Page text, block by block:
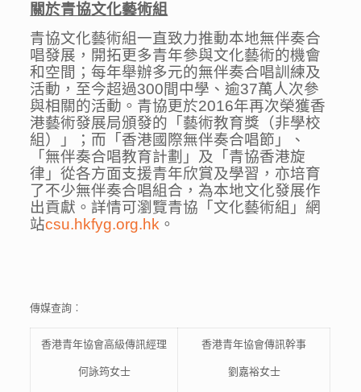
關於青協文化藝術組
青協文化藝術組一直致力推動本地無伴奏合
唱發展，開拓更多青年參與文化藝術的機會
和空間；每年舉辦多元的無伴奏合唱訓練及
活動，至今超過300間中學、逾37萬人次參
與相關的活動。青協更於2016年再次榮獲香
港藝術發展局頒發的「藝術教育獎（非學校
組）」；而「香港國際無伴奏合唱節」、
「無伴奏合唱教育計劃」及「青協香港旋
律」從各方面支援青年欣賞及學習，亦培育
了不少無伴奏合唱組合，為本地文化發展作
出貢獻。詳情可瀏覽青協「文化藝術組」網
站csu.hkfyg.org.hk 。
傳媒查詢︰
香港青年協會高級傳訊經理
何詠筠女士
香港青年協會傳訊幹事
劉嘉裕女士